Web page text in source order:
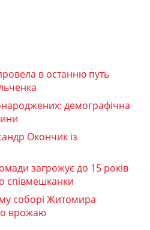
в останню путь
демографічна
Окончик із
загрожує до 15 років
співмешканки
соборі Житомира
врожаю